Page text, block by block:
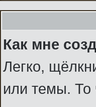
Как мне
Легко,
или темы. То